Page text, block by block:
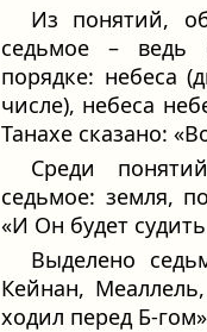
Из понятий,
седьмое – ведь
порядке: небеса
числе), небеса
Танахе сказано:
Среди
седьмое: земля,
«И Он будет
Выделено
Кейнан,
ходил перед Б-